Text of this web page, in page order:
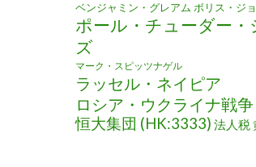
ベンジャミン・グレアム ボリス・ジ
ポール・チューダー・
ズ
マーク・スピッツナゲル
ラッセル・ネイピア
ロシア・ウクライナ戦争
恒大集団 (HK:3333) 法人税